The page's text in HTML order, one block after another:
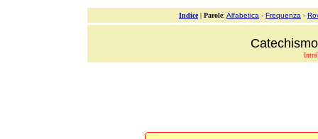
Indice| Parole: Alfabetica - Frequenza -